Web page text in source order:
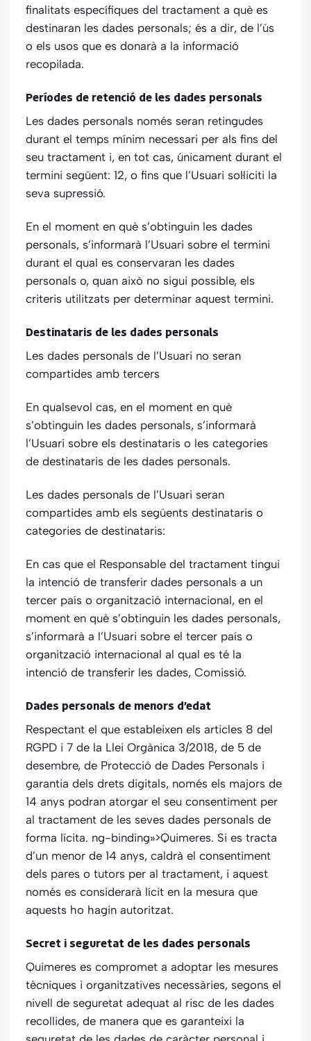
finalitats específiques del tractament a què es
destinaran les dades personals; és a dir, de l’ús
o els usos que es donarà a la informació
recopilada.
Períodes de retenció de les dades personals
Les dades personals només seran retingudes
durant el temps mínim necessari per als fins del
seu tractament i, en tot cas, únicament durant el
termini següent: 12, o fins que l’Usuari sol·liciti la
seva supressió.
En el moment en què s’obtinguin les dades
personals, s’informarà l’Usuari sobre el termini
durant el qual es conservaran les dades
personals o, quan això no sigui possible, els
criteris utilitzats per determinar aquest termini.
Destinataris de les dades personals
Les dades personals de l’Usuari no seran
compartides amb tercers
En qualsevol cas, en el moment en què
s’obtinguin les dades personals, s’informarà
l’Usuari sobre els destinataris o les categories
de destinataris de les dades personals.
Les dades personals de l’Usuari seran
compartides amb els següents destinataris o
categories de destinataris:
En cas que el Responsable del tractament tingui
la intenció de transferir dades personals a un
tercer país o organització internacional, en el
moment en què s’obtinguin les dades personals,
s’informarà a l’Usuari sobre el tercer país o
organització internacional al qual es té la
intenció de transferir les dades, Comissió.
Dades personals de menors d’edat
Respectant el que estableixen els articles 8 del
RGPD i 7 de la Llei Orgànica 3/2018, de 5 de
desembre, de Protecció de Dades Personals i
garantia dels drets digitals, només els majors de
14 anys podran atorgar el seu consentiment per
al tractament de les seves dades personals de
forma lícita. ng-binding»>Quimeres. Si es tracta
d’un menor de 14 anys, caldrà el consentiment
dels pares o tutors per al tractament, i aquest
només es considerarà lícit en la mesura que
aquests ho hagin autoritzat.
Secret i seguretat de les dades personals
Quimeres es compromet a adoptar les mesures
tècniques i organitzatives necessàries, segons el
nivell de seguretat adequat al risc de les dades
recollides, de manera que es garanteixi la